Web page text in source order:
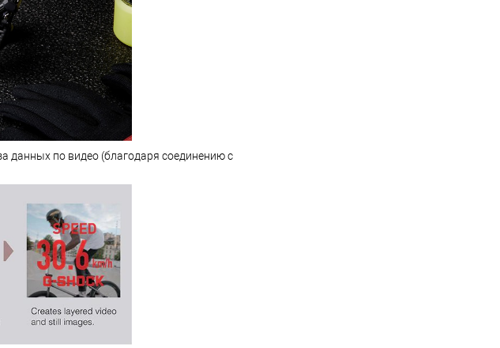
данных по видео (благодаря соединению с